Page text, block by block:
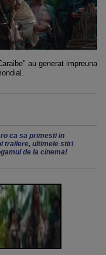
au generat impreuna
ca sa primesti in
trailere, ultimele stiri
de la cinema!